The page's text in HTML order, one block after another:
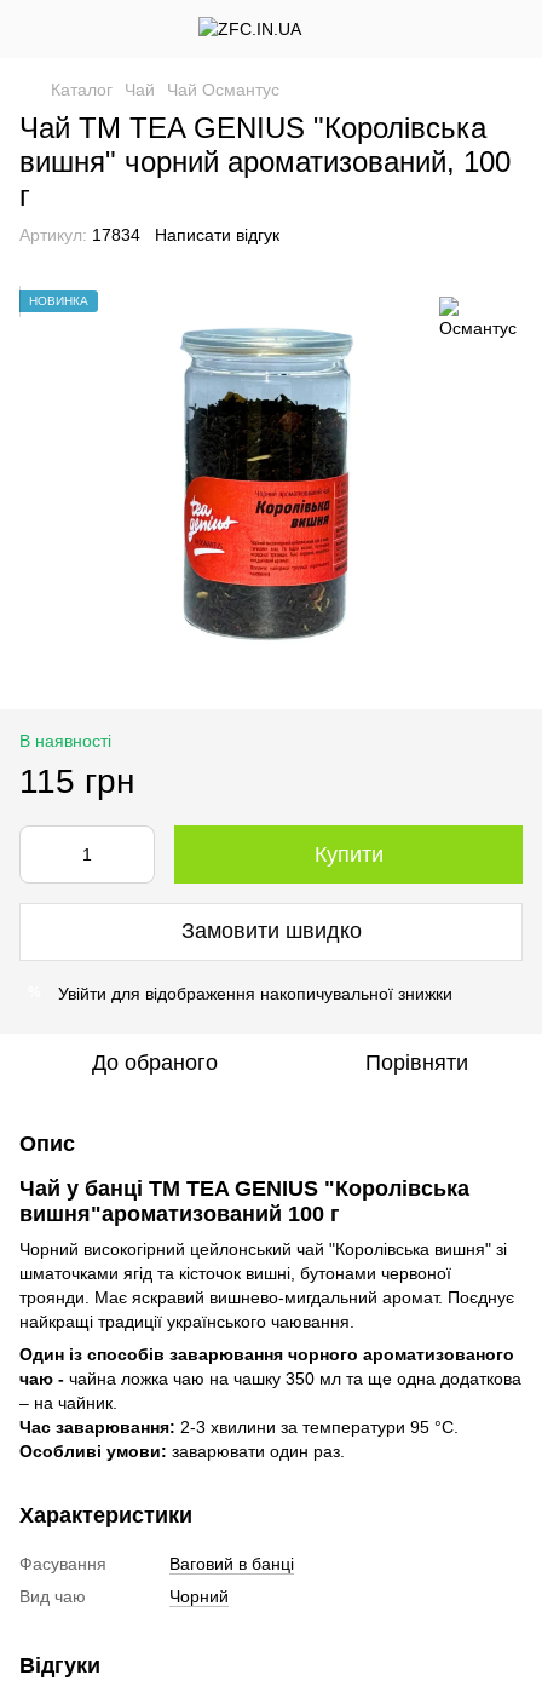
Каталог Чай Чай Османтус
Чай TM TEA GENIUS "Королівська
вишня" чорний ароматизований, 100
г
Артикул: 17834 Написати відгук
НОВИНКА
В наявності
115 грн
Купити
Замовити швидко
Увійти для відображення накопичувальної знижки
До обраного Порівняти
Опис
Чай у банці TM TEA GENIUS "Королівська
вишня"ароматизований 100 г
Чорний високогірний цейлонський чай "Королівська вишня" зі
шматочками ягід та кісточок вишні, бутонами червоної
троянди. Має яскравий вишнево-мигдальний аромат. Поєднує
найкращі традиції українського чаювання.
Один із способів заварювання чорного ароматизованого
чаю - чайна ложка чаю на чашку 350 мл та ще одна додаткова
– на чайник.
Час заварювання: 2-3 хвилини за температури 95 °C.
Особливі умови: заварювати один раз.
Характеристики
Фасування
Ваговий в банці
Вид чаю
Чорний
Відгуки